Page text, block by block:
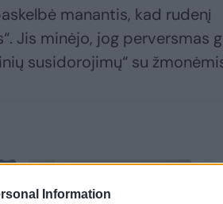
Information
manantis, kad rudenį
Jis minėjo, jog perversmas
susidorojimų“ su